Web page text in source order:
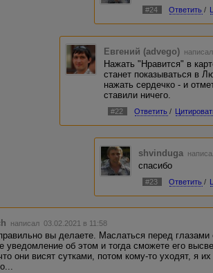
#24 Ответить /
Евгений (advego)
Нажать "Нравится" в
станет показываться в
нажать сердечко - и
ставили ничего.
#22 Ответить /
shvinduga
спасибо
#23 Ответить /
написал 03.02.2021 в 11:58
вы делаете. Маслаться перед
уведомление об этом и тогда сможете его
они висят сутками, потом кому-то уходят, я